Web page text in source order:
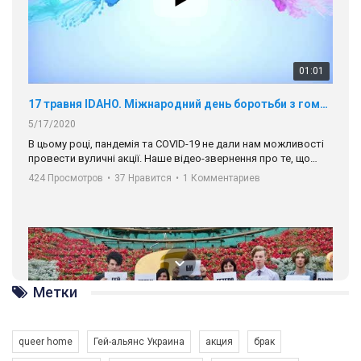
00:58
представляє програму "Гей-альянс Україна" з протидії
насильству проти ЛГБТ в Україні.
Ми просимо вашої підтримки, щоб реалізувати нашу
програму з боротьби з насильством проти ЛГБТ в Україні.
відео.
Team of Gay Alliance Ukraine participates in a competition for the
1.9K Просмотров • 226 Нравится • 5 Комментариев
Метки
queer home Гей-альянс Украина акция брак